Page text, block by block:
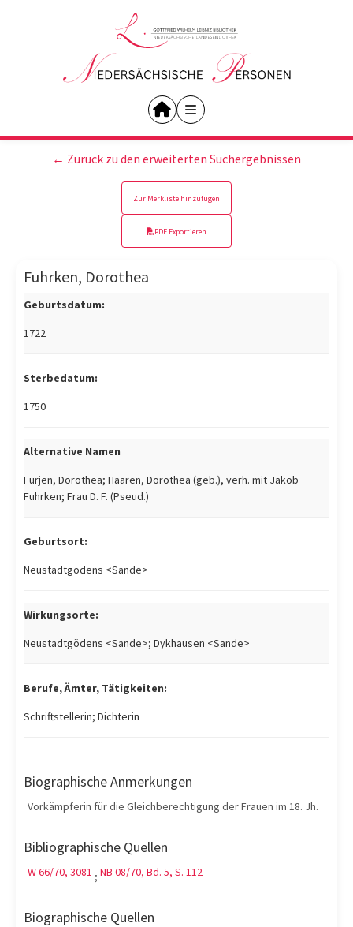
← Zurück zu den erweiterten Suchergebnissen
Zur Merkliste hinzufügen
PDF Exportieren
Fuhrken, Dorothea
Geburtsdatum:
1722
Sterbedatum:
1750
Alternative Namen
Furjen, Dorothea; Haaren, Dorothea (geb.), verh. mit Jakob
Fuhrken; Frau D. F. (Pseud.)
Geburtsort:
Neustadtgödens <Sande>
Wirkungsorte:
Neustadtgödens <Sande>; Dykhausen <Sande>
Berufe, Ämter, Tätigkeiten:
Schriftstellerin; Dichterin
Biographische Anmerkungen
Vorkämpferin für die Gleichberechtigung der Frauen im 18. Jh.
Bibliographische Quellen
W 66/70, 3081 ; NB 08/70, Bd. 5, S. 112
Biographische Quellen